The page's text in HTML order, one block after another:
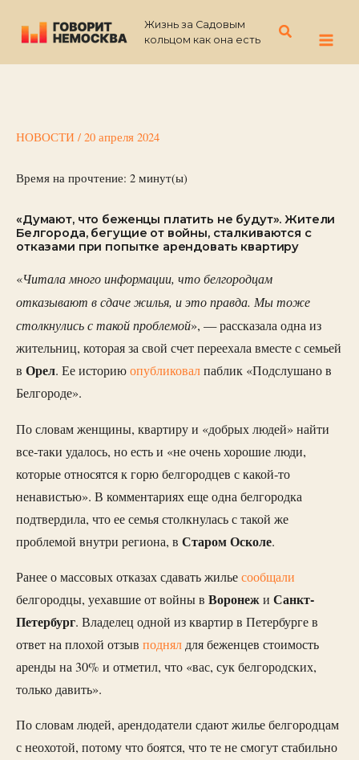
содержимому
Жизнь за Садовым
кольцом как она есть
Поиск
НОВОСТИ / 20 апреля 2024
Время на прочтение: 2 минут(ы)
«Думают, что беженцы платить не будут». Жители
Белгорода, бегущие от войны, сталкиваются с
отказами при попытке арендовать квартиру
«Читала много информации, что белгородцам
отказывают в сдаче жилья, и это правда. Мы тоже
столкнулись с такой проблемой», — рассказала одна из
жительниц, которая за свой счет переехала вместе с семьей
в Орел. Ее историюопубликовалпаблик «Подслушано в
Белгороде».
По словам женщины, квартиру и «добрых людей» найти
все-таки удалось, но есть и «не очень хорошие люди,
которые относятся к горю белгородцев с какой-то
ненавистью». В комментариях еще одна белгородка
подтвердила, что ее семья столкнулась с такой же
проблемой внутри региона, в Старом Осколе.
Ранее о массовых отказах сдавать жильесообщали
белгородцы, уехавшие от войны в Воронежи Санкт-
Петербург. Владелец одной из квартир в Петербурге в
ответ на плохой отзыв поднялдля беженцев стоимость
аренды на 30% и отметил, что «вас, сук белгородских,
только давить».
По словам людей, арендодатели сдают жилье белгородцам
с неохотой, потому что боятся, что те не смогут стабильно